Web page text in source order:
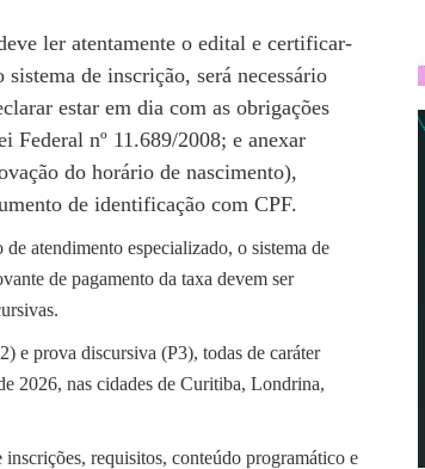
ler atentamente o edital e certificar-
de inscrição, será necessário
estar em dia com as obrigações
Federal nº 11.689/2008; e anexar
do horário de nascimento),
de identificação com CPF.
atendimento especializado, o sistema de
de pagamento da taxa devem ser
e prova discursiva (P3), todas de caráter
2026, nas cidades de Curitiba, Londrina,
requisitos, conteúdo programático e